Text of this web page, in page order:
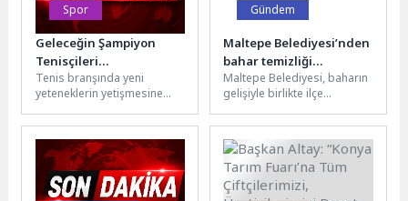
Spor
Geleceğin Şampiyon
Tenisçileri
Osmangazi’de Yetişiyor
Tenis branşında yeni
yeteneklerin yetişmesine
Belediyespor, her yıl
yüzlerce ilkokul öğrencisini
ücretsiz...
Gündem
Maltepe Belediyesi’nden
bahar temizliği
seferberliği
Maltepe Belediyesi, baharın
gelişiyle birlikte ilçe
çalışmalarını aralıksız
sürdürüyor. Fındıklı
Mahallesi’nde
gerçekleştirilen...